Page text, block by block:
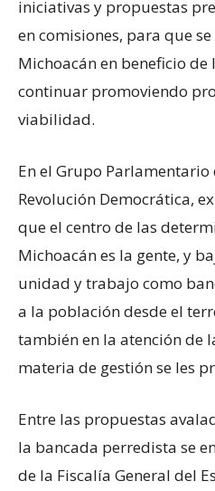
iniciativas y propuestas
en comisiones, para que
Michoacán en beneficio
continuar promoviendo
viabilidad.
En el Grupo
Revolución Democrática,
que el centro de las
Michoacán es la gente, y
unidad y trabajo como
a la población desde el
también en la atención de
materia de gestión se les
Entre las propuestas
la bancada perredista se
de la Fiscalía General del